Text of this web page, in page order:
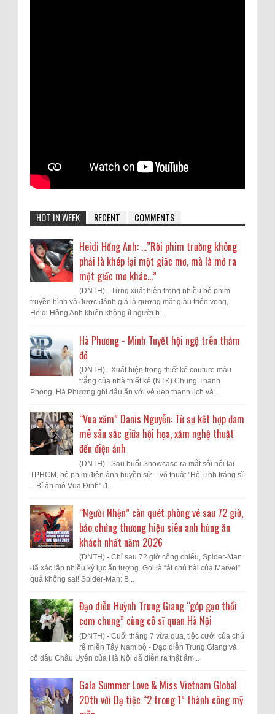
HOT IN WEEK RECENT COMMENTS
Heidi Hồng Anh: …”Rời phim trường không
phải là khép lại một giấc mơ, mà là mở ra
một giấc mơ khác...”
(DNTH) - Từng xuất hiện trong nhiều bộ phim
truyền hình và được đánh giá là gương mặt giàu triển vọng,
Heidi Hồng Anh khiến không ít người b...
Hà Phương - Minh Tuyết hội ngộ trên thảm
đỏ
(DNTH) - Xuất hiện trong thiết kế couture màu
trắng của nhà thiết kế (NTK) Chung Thanh
Phong, Hà Phương ghi dấu ấn với vẻ đẹp thanh lịch và ...
“Vua xăm” Danis Nguyễn: Từ sự kết hợp đam
mê sâu sắc giữa hội họa, xăm nghệ thuật
đến điện ảnh
(DNTH) - Sau buổi Showcase ra mắt sôi nổi tại
TPHCM, bộ phim điện ảnh huyền sử – võ thuật "Hộ Linh tráng sĩ
– Bí ẩn mộ Vua Đinh" đ...
“Người Nhện” càn quét phòng vé sau 72 giờ,
bảo chứng thương hiệu siêu anh hùng ăn
khách nhất năm 2026
(DNTH) - Chỉ sau 72 giờ công chiếu, Spider-Man
đã xác lập nhiều kỷ lục ấn tượng. Gọi là “át chủ bài của Marvel”
quả không sai! Spider-Man: B...
Đạo diễn Huỳnh Trung Giang “góp gạo thổi
cơm chung” cùng cô sĩ quan Hà Nội
(DNTH) - Cuối tháng 7 vừa qua, tiệc cưới của chú
rể miền Tây Nam bộ - Đạo diễn Trung Giang và
cô dâu Châu Uyên của Hà Nội đã diễn ra thật ấm...
Gala Summer Love & Miss Vietnam Global
20th với Dạ tiệc “2 trong 1” thành công mỹ